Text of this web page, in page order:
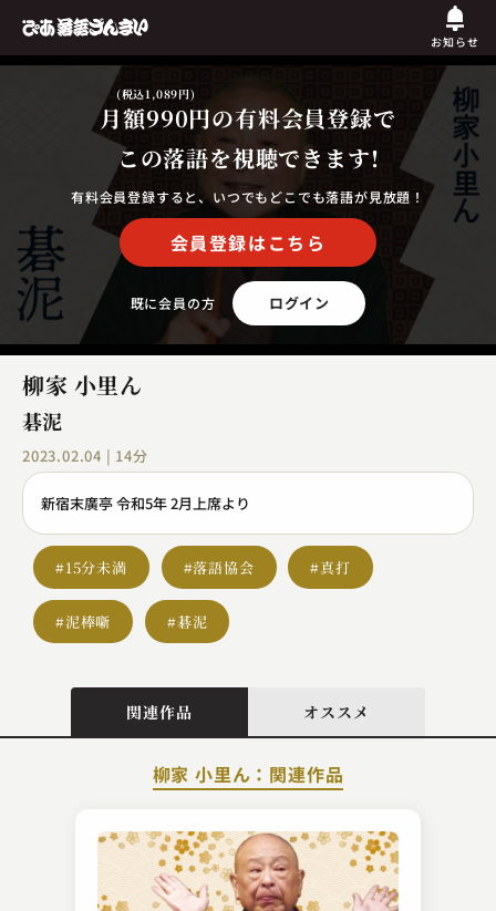
お知らせ
月額990円
(税込1,089円)
の有料会員登録で
この落語を視聴できます!
有料会員登録すると、いつでもどこでも落語が見放題！
会員登録はこちら
既に会員の方 ログイン
柳家 小里ん
碁泥
2023.02.04 | 14分
新宿末廣亭 令和5年 2月上席より
#15分未満 #落語協会 #真打
#泥棒噺 #碁泥
関連作品 オススメ
柳家 小里ん：関連作品